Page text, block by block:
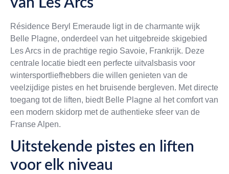
van Les Arcs
Résidence Beryl Emeraude ligt in de charmante wijk
Belle Plagne, onderdeel van het uitgebreide skigebied
Les Arcs in de prachtige regio Savoie, Frankrijk. Deze
centrale locatie biedt een perfecte uitvalsbasis voor
wintersportliefhebbers die willen genieten van de
veelzijdige pistes en het bruisende bergleven. Met directe
toegang tot de liften, biedt Belle Plagne al het comfort van
een modern skidorp met de authentieke sfeer van de
Franse Alpen.
Uitstekende pistes en liften
voor elk niveau